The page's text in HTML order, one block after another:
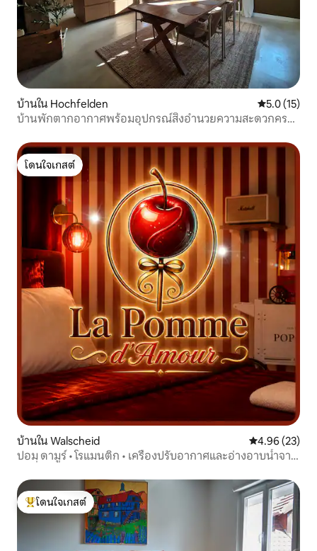
บ้านใน Hochfelden คะแนนเฉลี่ย
5.0 (15)
บ้านพักตากอากาศพร้อมอุปกรณ์สิ่งอำนวยความสะดวกครบ
โดนใจเกสต์
โดนใจเกสต์
บ้านใน Walscheid คะแนนเฉลี่ย
4.96 (23)
ปอม ดามูร์ • โรแมนติก • เครื่องปรับอากาศและอ่างอาบน้ำจา
โดนใจเกสต์ที่สุด
โดนใจเกสต์